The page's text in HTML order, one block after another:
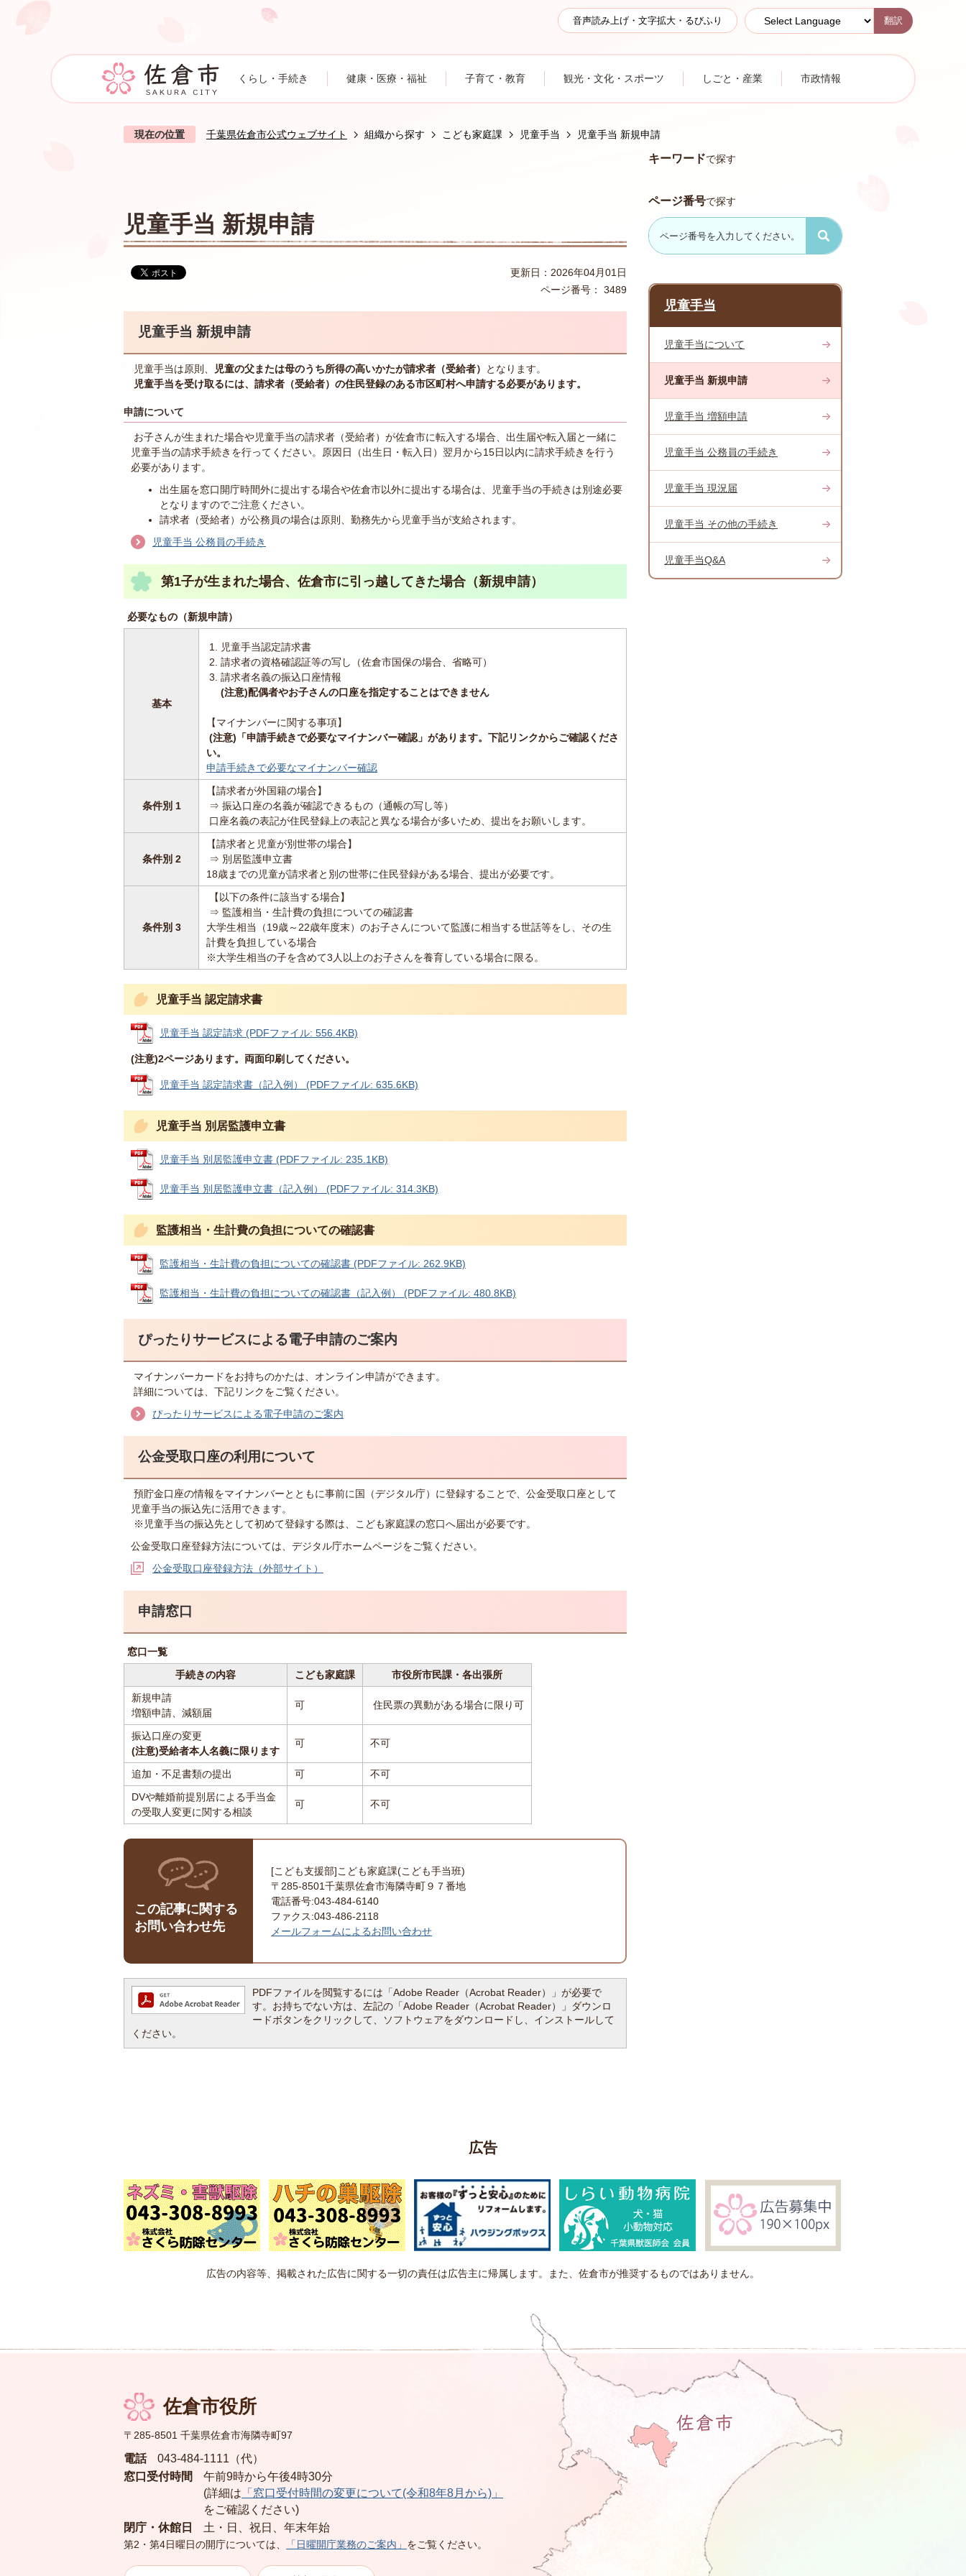
音声読み上げ・文字拡大・るびふり 翻訳
くらし・手続き 健康・医療・福祉 子育て・教育 観光・文化・スポーツ しごと・産業 市政情報
現在の位置 千葉県佐倉市公式ウェブサイト 組織から探す こども家庭課 児童手当 児童手当 新規申請
児童手当 新規申請
更新日：2026年04月01日
ページ番号：
3489
児童手当 新規申請
児童手当は原則、 児童の父または母のうち所得の高いかたが請求者（受給者）
となります。
児童手当を受け取るには、請求者（受給者）の住民登録のある市区町村へ申請する必要があります。
申請について
お子さんが生まれた場合や児童手当の請求者（受給者）が佐倉市に転入する場合、出生届や転入届と一緒に
児童手当の請求手続きを行ってください。原因日（出生日・転入日）翌月から15日以内に請求手続きを行う
必要があります。
出生届を窓口開庁時間外に提出する場合や佐倉市以外に提出する場合は、児童手当の手続きは別途必要
となりますのでご注意ください。
請求者（受給者）が公務員の場合は原則、勤務先から児童手当が支給されます。
児童手当 公務員の手続き
第1子が生まれた場合、佐倉市に引っ越してきた場合（新規申請）
必要なもの（新規申請）
基本
児童手当認定請求書
請求者の資格確認証等の写し（佐倉市国保の場合、省略可）
請求者名義の振込口座情報
(注意)配偶者やお子さんの口座を指定することはできません
【マイナンバーに関する事項】
(注意)「申請手続きで必要なマイナンバー確認」があります。下記リンクからご確認くださ
い。
申請手続きで必要なマイナンバー確認
条件別 1
【請求者が外国籍の場合】
⇒ 振込口座の名義が確認できるもの（通帳の写し等）
口座名義の表記が住民登録上の表記と異なる場合が多いため、提出をお願いします。
条件別 2
【請求者と児童が別世帯の場合】
⇒ 別居監護申立書
18歳までの児童が請求者と別の世帯に住民登録がある場合、提出が必要です。
条件別 3
【以下の条件に該当する場合】
⇒ 監護相当・生計費の負担についての確認書
大学生相当（19歳～22歳年度末）のお子さんについて監護に相当する世話等をし、その生
計費を負担している場合
※大学生相当の子を含めて3人以上のお子さんを養育している場合に限る。
児童手当 認定請求書
児童手当 認定請求 (PDFファイル: 556.4KB)
(注意)2ページあります。両面印刷してください。
児童手当 認定請求書（記入例） (PDFファイル: 635.6KB)
児童手当 別居監護申立書
児童手当 別居監護申立書 (PDFファイル: 235.1KB)
児童手当 別居監護申立書（記入例） (PDFファイル: 314.3KB)
監護相当・生計費の負担についての確認書
監護相当・生計費の負担についての確認書 (PDFファイル: 262.9KB)
監護相当・生計費の負担についての確認書（記入例） (PDFファイル: 480.8KB)
ぴったりサービスによる電子申請のご案内
マイナンバーカードをお持ちのかたは、オンライン申請ができます。
詳細については、下記リンクをご覧ください。
ぴったりサービスによる電子申請のご案内
公金受取口座の利用について
預貯金口座の情報をマイナンバーとともに事前に国（デジタル庁）に登録することで、公金受取口座として
児童手当の振込先に活用できます。
※児童手当の振込先として初めて登録する際は、こども家庭課の窓口へ届出が必要です。
公金受取口座登録方法については、デジタル庁ホームページをご覧ください。
公金受取口座登録方法（外部サイト）
申請窓口
窓口一覧
手続きの内容
こども家庭課
市役所市民課・各出張所
新規申請
増額申請、減額届
可 住民票の異動がある場合に限り可
振込口座の変更
(注意)受給者本人名義に限ります
可 不可
追加・不足書類の提出 可
不可
DVや離婚前提別居による手当金
の受取人変更に関する相談
可 不可
この記事に関する
お問い合わせ先
[こども支援部]こども家庭課(こども手当班)
〒285-8501千葉県佐倉市海隣寺町９７番地
電話番号:043-484-6140
ファクス:043-486-2118
メールフォームによるお問い合わせ
PDFファイルを閲覧するには「Adobe Reader（Acrobat Reader）」が必要で
す。お持ちでない方は、左記の「Adobe Reader（Acrobat Reader）」ダウンロ
ードボタンをクリックして、ソフトウェアをダウンロードし、インストールして
ください。
キーワードで探す
ページ番号で探す
児童手当
児童手当について
児童手当 新規申請
児童手当 増額申請
児童手当 公務員の手続き
児童手当 現況届
児童手当 その他の手続き
児童手当Q&A
広告
広告の内容等、掲載された広告に関する一切の責任は広告主に帰属します。また、佐倉市が推奨するものではありません。
佐倉市役所
〒285-8501 千葉県佐倉市海隣寺町97
電話
043-484-1111（代）
窓口受付時間
午前9時から午後4時30分
(詳細は 「窓口受付時間の変更について(令和8年8月から)」
をご確認ください)
閉庁・休館日
土・日、祝日、年末年始
第2・第4日曜日の開庁については、 「日曜開庁業務のご案内」 をご覧ください。